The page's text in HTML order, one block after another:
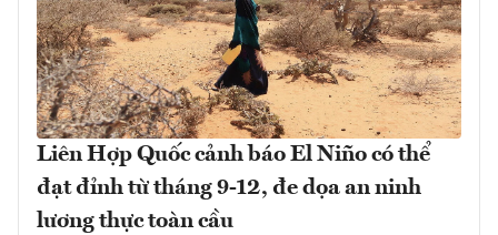
Liên Hợp Quốc cảnh báo El Niño có thể
đạt đỉnh từ tháng 9-12, đe dọa an ninh
lương thực toàn cầu